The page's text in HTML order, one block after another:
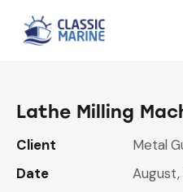
Lathe Milling
Client
Metal
Date
August,